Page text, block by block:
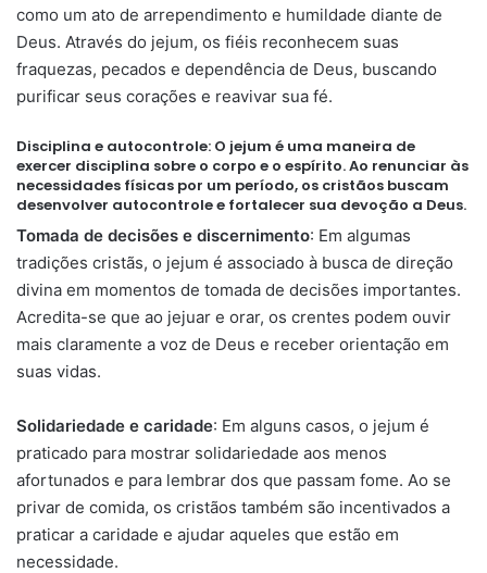
como um ato de arrependimento e humildade diante de
Deus. Através do jejum, os fiéis reconhecem suas
fraquezas, pecados e dependência de Deus, buscando
purificar seus corações e reavivar sua fé.
Disciplina e autocontrole: O jejum é uma maneira de
exercer disciplina sobre o corpo e o espírito. Ao renunciar às
necessidades físicas por um período, os cristãos buscam
desenvolver autocontrole e fortalecer sua devoção a Deus.
Tomada de decisões e discernimento: Em algumas
tradições cristãs, o jejum é associado à busca de direção
divina em momentos de tomada de decisões importantes.
Acredita-se que ao jejuar e orar, os crentes podem ouvir
mais claramente a voz de Deus e receber orientação em
suas vidas.
Solidariedade e caridade: Em alguns casos, o jejum é
praticado para mostrar solidariedade aos menos
afortunados e para lembrar dos que passam fome. Ao se
privar de comida, os cristãos também são incentivados a
praticar a caridade e ajudar aqueles que estão em
necessidade.